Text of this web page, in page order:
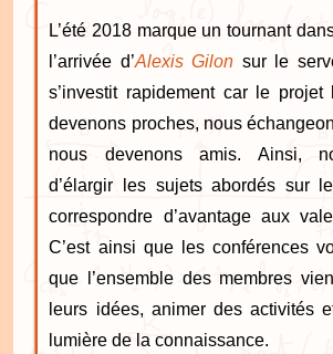
L’été 2018 marque un tournant
l’arrivée d’Alexis Gilon sur le
s’investit rapidement car le
devenons proches, nous
nous devenons amis. Ainsi,
d’élargir les sujets abordés sur
correspondre d’avantage aux
C’est ainsi que les conférences
que l’ensemble des membres
leurs idées, animer des activités
lumière de la connaissance.